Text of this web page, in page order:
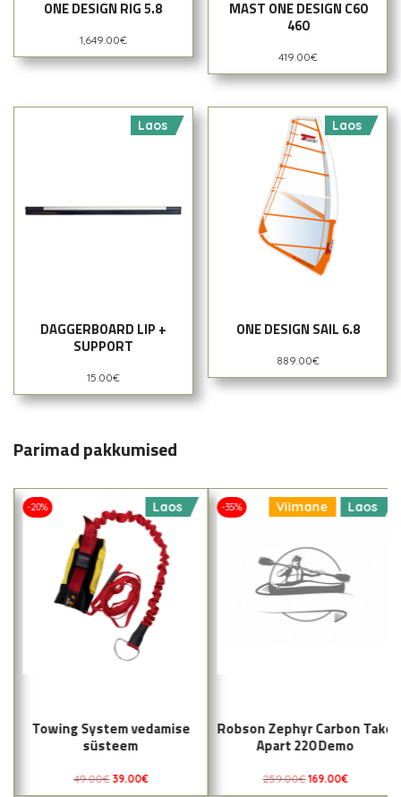
ONE DESIGN RIG 5.8
1,649.00€
MAST ONE DESIGN C60
460
419.00€
Laos
DAGGERBOARD LIP +
SUPPORT
15.00€
Laos
ONE DESIGN SAIL 6.8
889.00€
Parimad pakkumised
-20% Laos
Towing System vedamise
süsteem
49.00€ 39.00€
-35% Viimane Laos
Robson Zephyr Carbon Take
Apart 220 Demo
259.00€ 169.00€